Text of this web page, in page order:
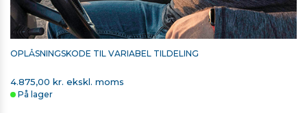
OPLÅSNINGSKODE TIL VARIABEL TILDELING
4.875,00 kr. ekskl. moms
På lager